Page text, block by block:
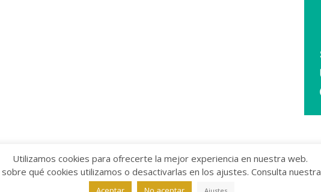
Aviso legal/Política de Privacidad /
Utilizamos cookies para ofrecerte la mejor experiencia en nuestra web.
qué cookies utilizamos o desactivarlas en los ajustes. Consulta nuestra